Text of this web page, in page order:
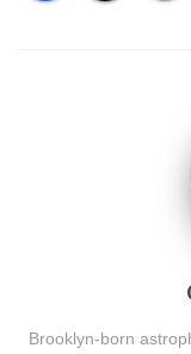
Brooklyn-born